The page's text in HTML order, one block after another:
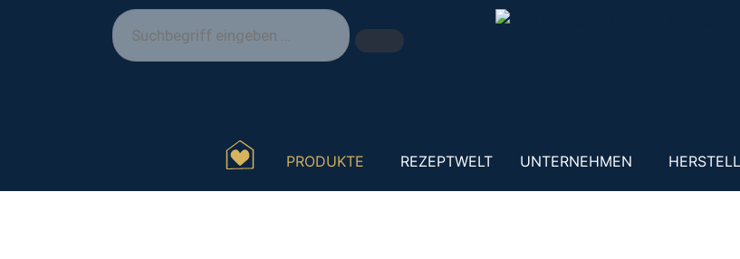
PRODUKTE REZEPTWELT UNTERNEHMEN